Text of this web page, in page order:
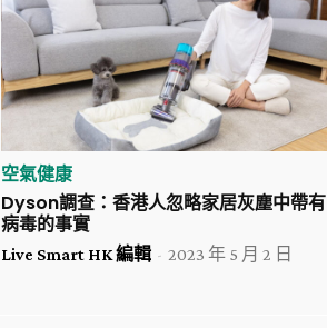
空氣健康
Dyson調查：香港人忽略家居灰塵中帶有
病毒的事實
Live Smart HK 編輯 - 2023 年 5 月 2 日